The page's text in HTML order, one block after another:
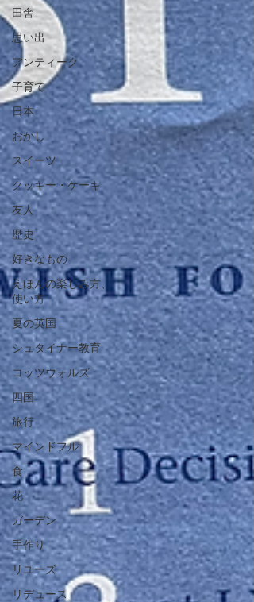
田舎
思い出
アンティーク
子育て
日本
おかし
スイーツ
クッキー・ケーキ
友人
歴史
好きなもの
えほんの楽しみ方、
使い方
夏の英国
シュタイナー教育
コッツウォルズ
四国
旅行
マインドフル
食
花
ガーデン
手作り
リユーズ
リデュース